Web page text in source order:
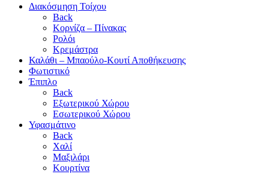
Διακόσμηση Τοίχου
Back
Κορνίζα – Πίνακας
Ρολόι
Κρεμάστρα
Καλάθι – Μπαούλο-Κουτί Αποθήκευσης
Φωτιστικό
Έπιπλο
Back
Εξωτερικού Χώρου
Εσωτερικού Χώρου
Υφασμάτινο
Back
Χαλί
Μαξιλάρι
Κουρτίνα